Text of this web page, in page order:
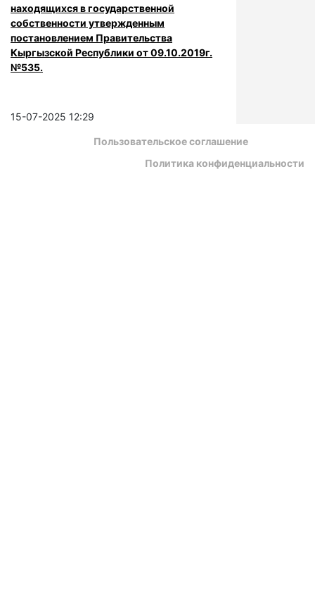
находящихся в государственной
собственности утвержденным
постановлением Правительства
Кыргызской Республики от 09.10.2019г.
№535.
15-07-2025 12:29
Пользовательское соглашение
Политика конфиденциальности